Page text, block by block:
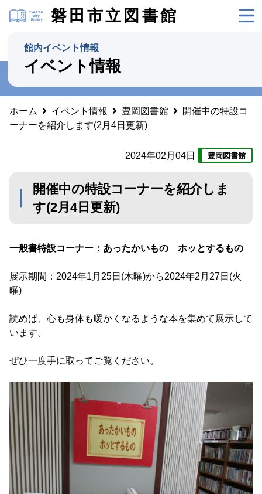
磐田市立図書館
館内イベント情報
イベント情報
ホーム イベント情報 豊岡図書館
開催中の特設コ
ーナーを紹介します(2月4日更新)
2024年02月04日 豊岡図書館
開催中の特設コーナーを紹介しま
す(2月4日更新)
一般書特設コーナー：あったかいもの ホッとするもの
展示期間：2024年1月25日(木曜)から2024年2月27日(火
曜)
読めば、心も身体も暖かくなるような本を集めて展示して
います。
ぜひ一度手に取ってご覧ください。